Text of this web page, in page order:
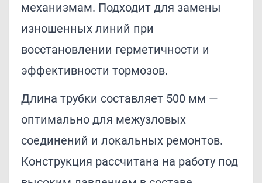
механизмам. Подходит для замены
изношенных линий при
восстановлении герметичности и
эффективности тормозов.
Длина трубки составляет 500 мм —
оптимально для межузловых
соединений и локальных ремонтов.
Конструкция рассчитана на работу под